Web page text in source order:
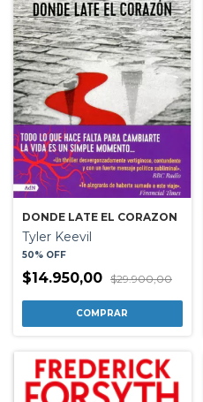
DONDE LATE EL CORAZON
Tyler Keevil
50% OFF
$14.950,00 $29.900,00